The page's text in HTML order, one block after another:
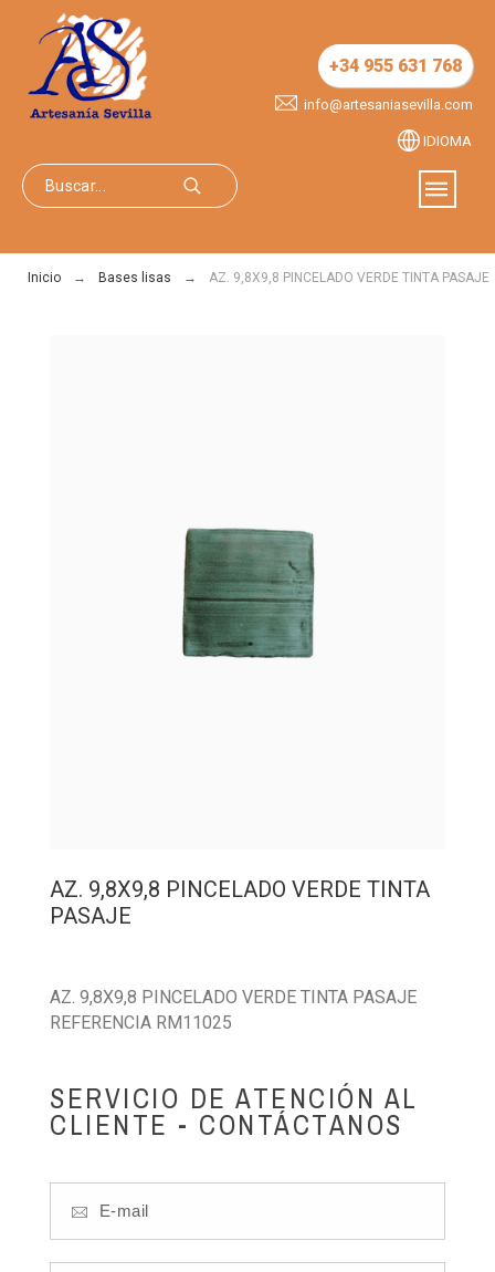
+34 955 631 768
info@artesaniasevilla.com
IDIOMA
Inicio Bases lisas AZ. 9,8X9,8 PINCELADO VERDE TINTA PASAJE
AZ. 9,8X9,8 PINCELADO VERDE TINTA
PASAJE
AZ. 9,8X9,8 PINCELADO VERDE TINTA PASAJE
REFERENCIA RM11025
SERVICIO DE ATENCIÓN AL
CLIENTE - CONTÁCTANOS